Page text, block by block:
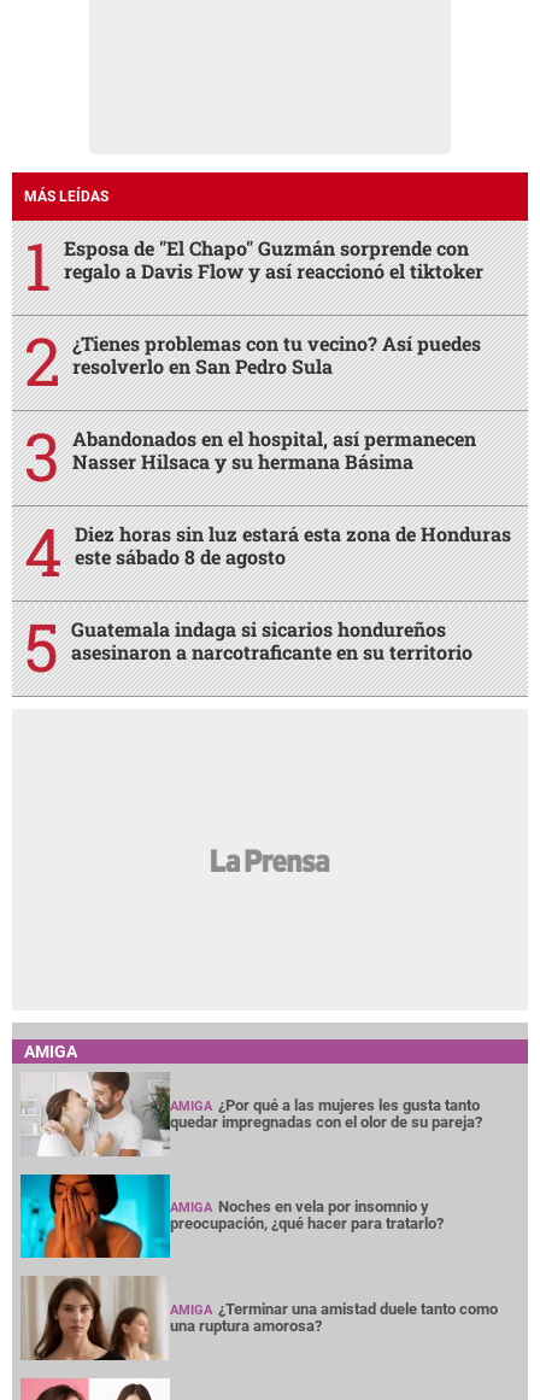
MÁS LEÍDAS
Esposa de "El Chapo" Guzmán sorprende con
regalo a Davis Flow y así reaccionó el tiktoker
¿Tienes problemas con tu vecino? Así puedes
resolverlo en San Pedro Sula
Abandonados en el hospital, así permanecen
Nasser Hilsaca y su hermana Básima
Diez horas sin luz estará esta zona de Honduras
este sábado 8 de agosto
Guatemala indaga si sicarios hondureños
asesinaron a narcotraficante en su territorio
AMIGA
AMIGA ¿Por qué a las mujeres les gusta tanto
quedar impregnadas con el olor de su pareja?
AMIGA Noches en vela por insomnio y
preocupación, ¿qué hacer para tratarlo?
AMIGA ¿Terminar una amistad duele tanto como
una ruptura amorosa?